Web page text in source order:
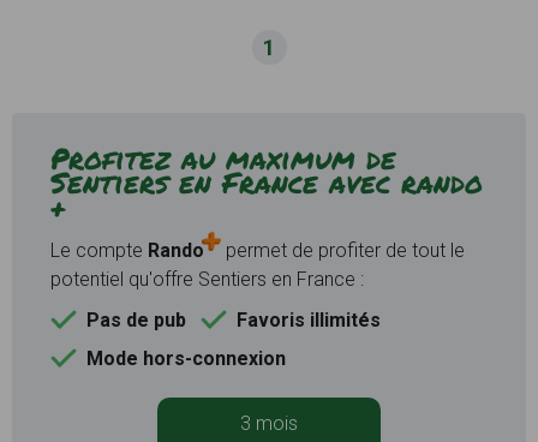
1
Profitez au maximum de
Sentiers en France avec rando
+
Le compte Rando
permet de profiter de tout le
potentiel qu'offre Sentiers en France :
Pas de pub
Favoris illimités
Mode hors-connexion
3 mois